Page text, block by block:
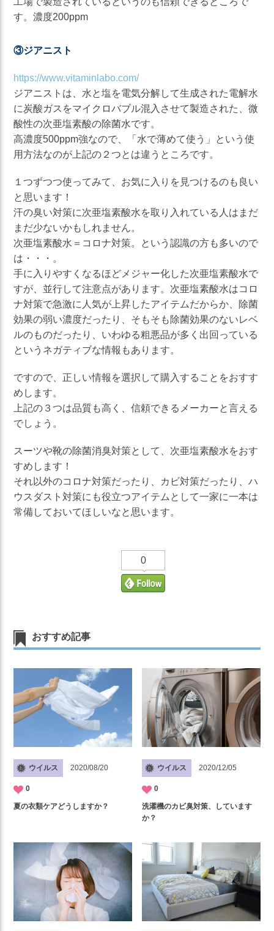
す。濃度200ppm
③ジアニスト
https://www.vitaminlabo.com/
ジアニストは、水と塩を電気分解して生成された電解水
に炭酸ガスをマイクロバブル混入させて製造された、微
酸性の次亜塩素酸の除菌水です。
高濃度500ppm強なので、「水で薄めて使う」という使
用方法なのが上記の２つとは違うところです。
１つずつつ使ってみて、お気に入りを見つけるのも良い
と思います！
汗の臭い対策に次亜塩素酸水を取り入れている人はまだ
まだ少ないかもしれません。
次亜塩素酸水＝コロナ対策。という認識の方も多いので
は・・・。
手に入りやすくなるほどメジャー化した次亜塩素酸水で
すが、並行して注意点があります。次亜塩素酸水はコロ
ナ対策で急激に人気が上昇したアイテムだからか、除菌
効果の弱い濃度だったり、そもそも除菌効果のないレベ
ルのものだったり、いわゆる粗悪品が多く出回っている
というネガティブな情報もあります。
ですので、正しい情報を選択して購入することをおすす
めします。
上記の３つは品質も高く、信頼できるメーカーと言える
でしょう。
スーツや靴の除菌消臭対策として、次亜塩素酸水をおす
すめします！
それ以外のコロナ対策だったり、カビ対策だったり、ハ
ウスダスト対策にも役立つアイテムとして一家に一本は
常備しておいてほしいなと思います。
0
おすすめ記事
ウイルス 2020/08/20
0
夏の衣類ケアどうしますか？
ウイルス 2020/12/05
0
洗濯機のカビ臭対策、しています
か？